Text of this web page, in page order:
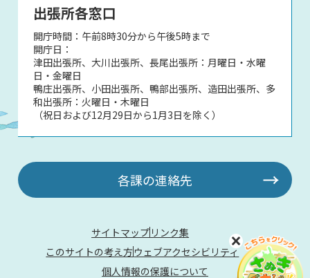
出張所各窓口
開庁時間：午前8時30分から午後5時まで
開庁日：
津田出張所、大川出張所、長尾出張所：月曜日・水曜
日・金曜日
鴨庄出張所、小田出張所、鴨部出張所、造田出張所、多
和出張所：火曜日・木曜日
（祝日および12月29日から1月3日を除く）
各課の連絡先
サイトマップ リンク集
このサイトの考え方ウェブアクセシビリティ
個人情報の保護について